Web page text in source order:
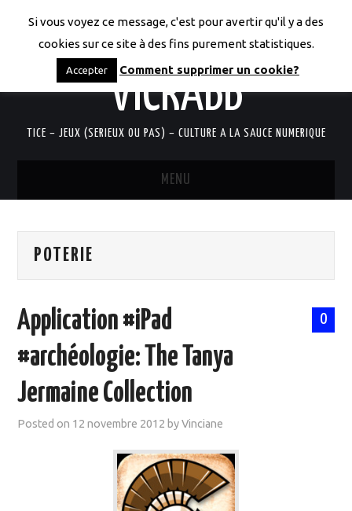
LES CODICES DE
VICRABB
TICE – JEUX (SERIEUX OU PAS) – CULTURE A LA SAUCE NUMERIQUE
MENU
QUI SUIS-JE?
DOCUMENTS
MOOC SUIVIS
EVÉNEMENTS
POTERIE
0
Application #iPad
#archéologie: The Tanya
Jermaine Collection
Posted on 12 novembre 2012 byVinciane
Si vous voyez ce message, c'est pour avertir qu'il y a des
cookies sur ce site à des fins purement statistiques.
Accepter Comment supprimer un cookie?